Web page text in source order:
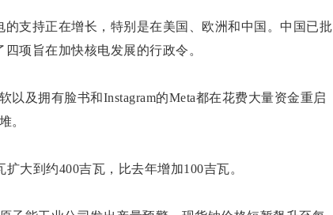
支持正在增长，特别是在美国、欧洲和中国。中国已批
项旨在加快核电发展的行政令。
及拥有脸书和Instagram的Meta都在花费大量资金重启
。
大到约400吉瓦，比去年增加100吉瓦。